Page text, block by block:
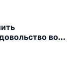
во